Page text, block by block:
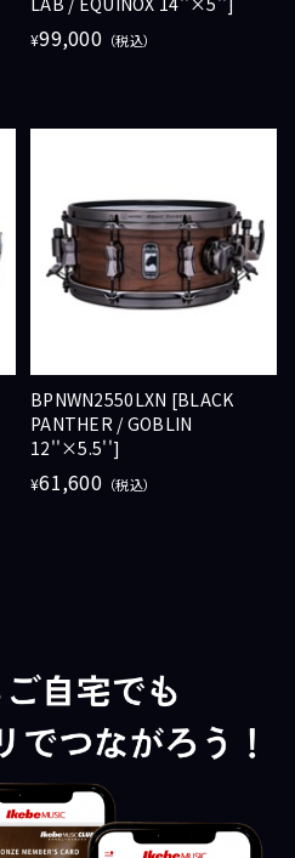
¥99,000 （税込）
BPNWN2550LXN [BLACK
PANTHER / GOBLIN
12''×5.5'']
¥61,600 （税込）